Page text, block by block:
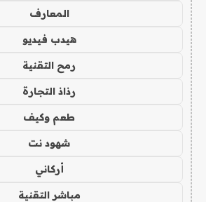
المعارف
هيدب فيديو
رمح التقنية
رذاذ التجارة
طعم وكيف
شهود نت
أركاني
مباشر التقنية